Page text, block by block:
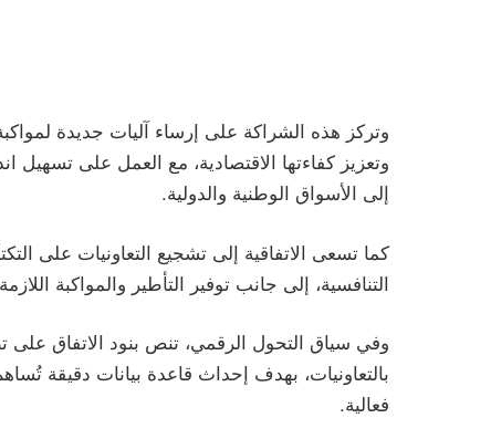
وتركز هذه الشراكة على إرساء آليات جديدة
وتعزيز كفاءتها الاقتصادية، مع العمل على تسهيل
إلى الأسواق الوطنية والدولية.
كما تسعى الاتفاقية إلى تشجيع التعاونيات على
التنافسية، إلى جانب توفير التأطير والمواكبة
وفي سياق التحول الرقمي، تنص بنود الاتفاق على
بالتعاونيات، بهدف إحداث قاعدة بيانات دقيقة
فعالية.